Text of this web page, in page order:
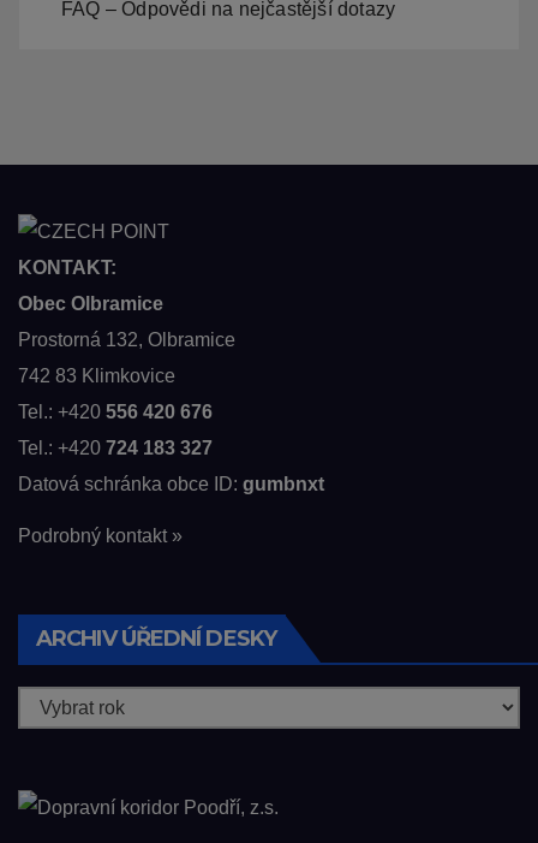
FAQ – Odpovědi na nejčastější dotazy
KONTAKT:
Obec Olbramice
Prostorná 132, Olbramice
742 83 Klimkovice
Tel.: +420 556 420 676
Tel.: +420 724 183 327
Datová schránka obce ID: gumbnxt
Podrobný kontakt »
ARCHIV ÚŘEDNÍ DESKY